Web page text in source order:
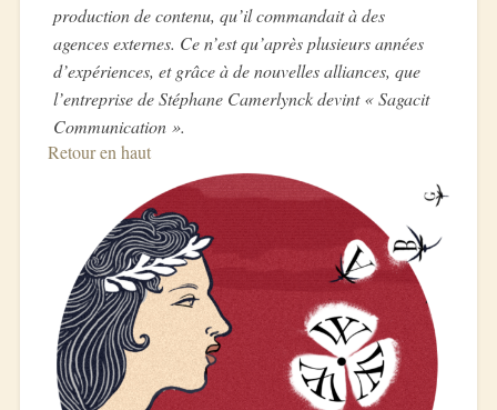
production de contenu, qu’il commandait à des
agences externes. Ce n’est qu’après plusieurs années
d’expériences, et grâce à de nouvelles alliances, que
l’entreprise de Stéphane Camerlynck devint « Sagacit
Communication ».
Retour en haut